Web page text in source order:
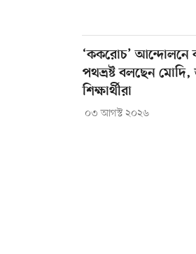
‘ককরোচ’ আন্দোলনে
পথভ্রষ্ট বলছেন
শিক্ষার্থীরা
০৩ আগস্ট ২০২৬